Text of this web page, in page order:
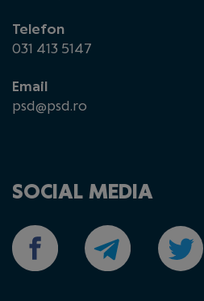
Telefon
031 413 5147
Email
psd@psd.ro
SOCIAL MEDIA